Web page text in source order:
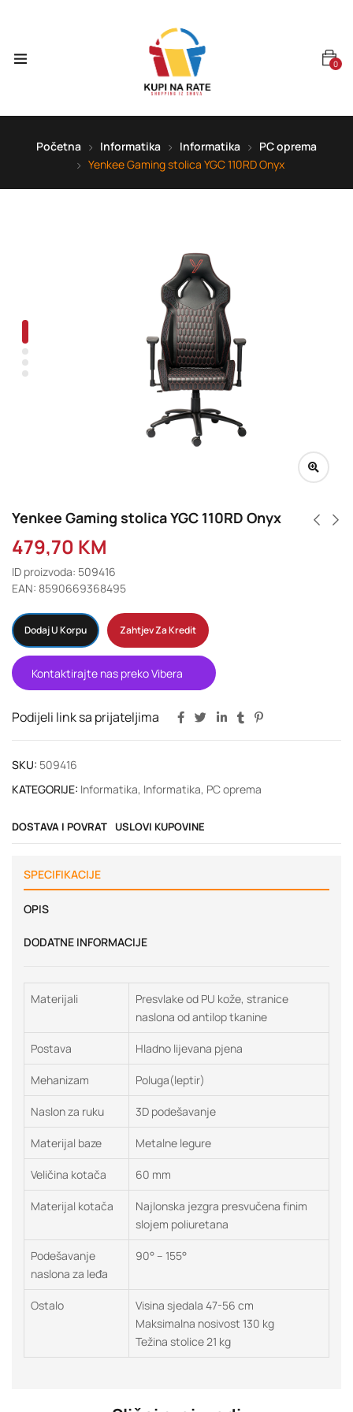
0
Početna Informatika Informatika
PC oprema
Yenkee Gaming stolica YGC 110RD Onyx
Yenkee Gaming stolica YGC 110RD Onyx
479,70 KM
ID proizvoda: 509416
EAN: 8590669368495
Dodaj U Korpu Zahtjev Za Kredit
Kontaktirajte nas preko Vibera
Podijeli link sa prijateljima
SKU: 509416
KATEGORIJE: Informatika, Informatika, PC oprema
DOSTAVA I POVRAT USLOVI KUPOVINE
SPECIFIKACIJE
OPIS
DODATNE INFORMACIJE
Materijali
Presvlake od PU kože, stranice
naslona od antilop tkanine
Postava Hladno lijevana pjena
Mehanizam Poluga(leptir)
Naslon za ruku 3D podešavanje
Materijal baze Metalne legure
Veličina kotača 60 mm
Materijal kotača
Najlonska jezgra presvučena finim
slojem poliuretana
Podešavanje
naslona za leđa
90° – 155°
Ostalo
Visina sjedala 47-56 cm
Maksimalna nosivost 130 kg
Težina stolice 21 kg